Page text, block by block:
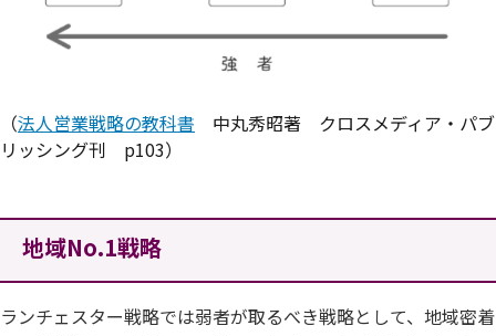
（法人営業戦略の教科書 中丸秀昭著 クロスメディア・パブ
リッシング刊 p103）
地域No.1戦略
ランチェスター戦略では弱者が取るべき戦略として、地域密着